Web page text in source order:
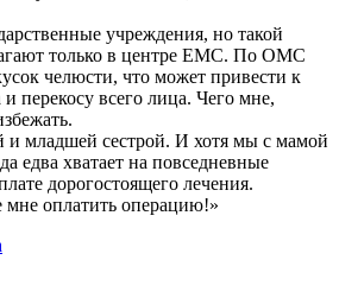
учреждения, но такой
только в центре ЕМС. По ОМС
челюсти, что может привести к
перекосу всего лица. Чего мне,
и младшей сестрой. И хотя мы с мамой
едва хватает на повседневные
дорогостоящего лечения.
оплатить операцию!»